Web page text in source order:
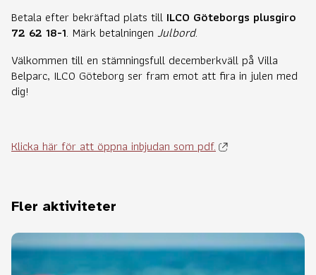
Betala efter bekräftad plats till ILCO Göteborgs plusgiro
72 62 18-1. Märk betalningen Julbord.
Välkommen till en stämningsfull decemberkväll på Villa
Belparc, ILCO Göteborg ser fram emot att fira in julen med
dig!
Klicka här för att öppna inbjudan som pdf.
Fler aktiviteter